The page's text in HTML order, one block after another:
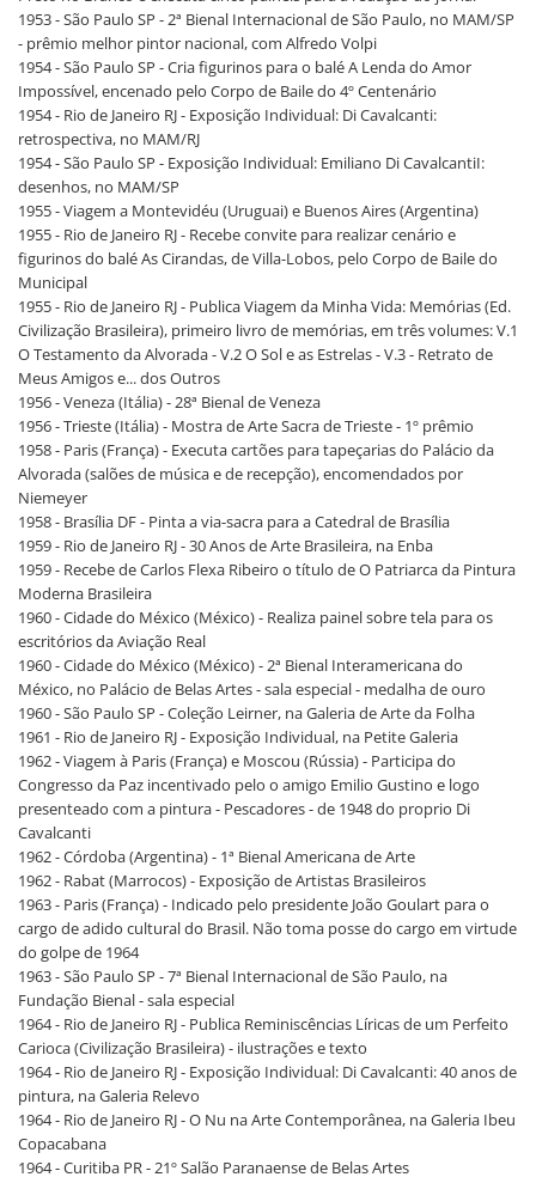
1953 - São Paulo SP - 2ª Bienal Internacional de São Paulo, no MAM/SP
- prêmio melhor pintor nacional, com Alfredo Volpi
1954 - São Paulo SP - Cria figurinos para o balé A Lenda do Amor
Impossível, encenado pelo Corpo de Baile do 4º Centenário
1954 - Rio de Janeiro RJ - Exposição Individual: Di Cavalcanti:
retrospectiva, no MAM/RJ
1954 - São Paulo SP - Exposição Individual: Emiliano Di CavalcantiI:
desenhos, no MAM/SP
1955 - Viagem a Montevidéu (Uruguai) e Buenos Aires (Argentina)
1955 - Rio de Janeiro RJ - Recebe convite para realizar cenário e
figurinos do balé As Cirandas, de Villa-Lobos, pelo Corpo de Baile do
Municipal
1955 - Rio de Janeiro RJ - Publica Viagem da Minha Vida: Memórias (Ed.
Civilização Brasileira), primeiro livro de memórias, em três volumes: V.1
O Testamento da Alvorada - V.2 O Sol e as Estrelas - V.3 - Retrato de
Meus Amigos e... dos Outros
1956 - Veneza (Itália) - 28ª Bienal de Veneza
1956 - Trieste (Itália) - Mostra de Arte Sacra de Trieste - 1º prêmio
1958 - Paris (França) - Executa cartões para tapeçarias do Palácio da
Alvorada (salões de música e de recepção), encomendados por
Niemeyer
1958 - Brasília DF - Pinta a via-sacra para a Catedral de Brasília
1959 - Rio de Janeiro RJ - 30 Anos de Arte Brasileira, na Enba
1959 - Recebe de Carlos Flexa Ribeiro o título de O Patriarca da Pintura
Moderna Brasileira
1960 - Cidade do México (México) - Realiza painel sobre tela para os
escritórios da Aviação Real
1960 - Cidade do México (México) - 2ª Bienal Interamericana do
México, no Palácio de Belas Artes - sala especial - medalha de ouro
1960 - São Paulo SP - Coleção Leirner, na Galeria de Arte da Folha
1961 - Rio de Janeiro RJ - Exposição Individual, na Petite Galeria
1962 - Viagem à Paris (França) e Moscou (Rússia) - Participa do
Congresso da Paz incentivado pelo o amigo Emilio Gustino e logo
presenteado com a pintura - Pescadores - de 1948 do proprio Di
Cavalcanti
1962 - Córdoba (Argentina) - 1ª Bienal Americana de Arte
1962 - Rabat (Marrocos) - Exposição de Artistas Brasileiros
1963 - Paris (França) - Indicado pelo presidente João Goulart para o
cargo de adido cultural do Brasil. Não toma posse do cargo em virtude
do golpe de 1964
1963 - São Paulo SP - 7ª Bienal Internacional de São Paulo, na
Fundação Bienal - sala especial
1964 - Rio de Janeiro RJ - Publica Reminiscências Líricas de um Perfeito
Carioca (Civilização Brasileira) - ilustrações e texto
1964 - Rio de Janeiro RJ - Exposição Individual: Di Cavalcanti: 40 anos de
pintura, na Galeria Relevo
1964 - Rio de Janeiro RJ - O Nu na Arte Contemporânea, na Galeria Ibeu
Copacabana
1964 - Curitiba PR - 21º Salão Paranaense de Belas Artes